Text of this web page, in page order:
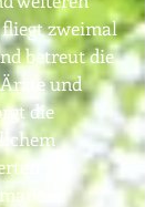
zweimal
betreut die
und
die